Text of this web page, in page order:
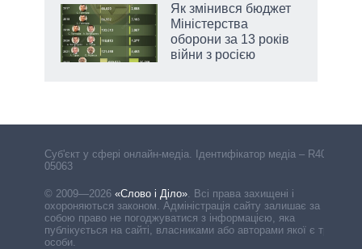
Як змінився бюджет
Міністерства
оборони за 13 років
війни з росією
Cуб'єкт у сфері онлайн-медіа. Ідентифікатор медіа – R40-
05063
© 2009—2026 «Слово і Діло»
Всі права захищені і
охороняються законом. Адміністрація сайту залишає за
собою право не погоджуватися з інформацією, яка
публікується на сайті, власниками або авторами якої є треті
особи.